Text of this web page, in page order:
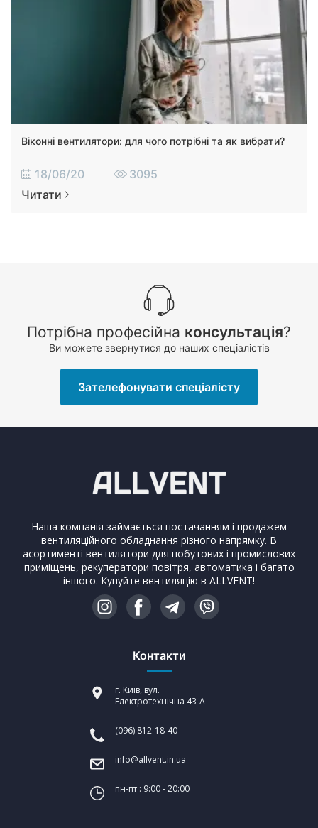
Віконні вентилятори: для чого потрібні та як вибрати?
18/06/20
3095
Читати
Потрібна професійна консультація?
Ви можете звернутися до наших спеціалістів
Зателефонувати спеціалісту
Наша компанія займається постачанням і продажем
вентиляційного обладнання різного напрямку. В
асортименті вентилятори для побутових і промислових
приміщень, рекуператори повітря, автоматика і багато
іншого. Купуйте вентиляцію в ALLVENT!
Контакти
г. Київ, вул.
Електротехнічна 43-А
(096) 812-18-40
info@allvent.in.ua
пн-пт : 9:00 - 20:00